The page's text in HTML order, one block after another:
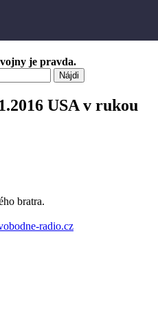
je pravda.
USA v rukou
bratra.
radio.cz